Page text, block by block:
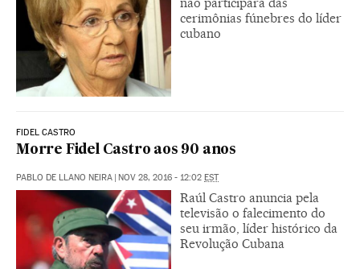
cerimônias fúnebres do líder
cubano
FIDEL CASTRO
Morre Fidel Castro aos 90 anos
PABLO DE LLANO NEIRA | NOV 28, 2016 - 12:02 EST
Raúl Castro anuncia pela
televisão o falecimento do
seu irmão, líder histórico da
Revolução Cubana